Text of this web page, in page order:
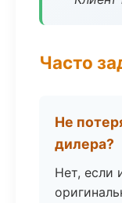
Часто
Не
дилера?
Нет, если